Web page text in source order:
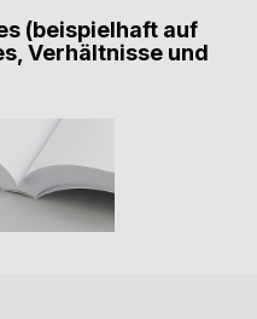
(beispielhaft auf
Verhältnisse und